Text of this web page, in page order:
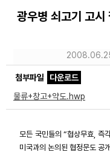
광우병 쇠고기 고시
첨부파일
다운로드
물류+창고+약도.hwp
모든 국민들의 “협상무효, 즉
미국과의 논의된 협정문도 공
성명·보도
노동상담
자료
부설기관